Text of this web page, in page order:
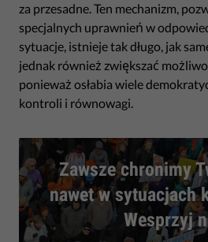
za przesadne. Ten mechanizm,
specjalnych uprawnień w
sytuacje, istnieje tak długo, jak
jednak również zwiększać
ponieważ osłabia wiele
kontroli i równowagi.
Zawsze chronimy
nawet w sytuacjach
Wesprzyj